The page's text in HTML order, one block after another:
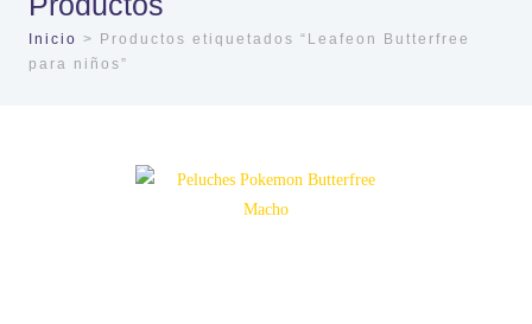
Inicio > Productos etiquetados “Leafeon Butterfree
para niños”